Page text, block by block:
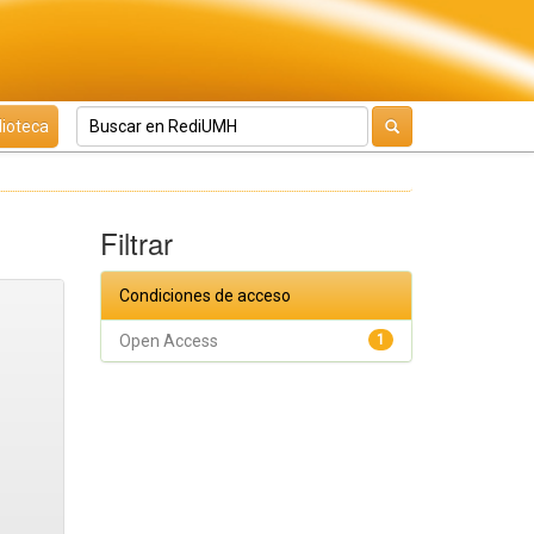
Filtrar
Condiciones de acceso
1
Open Access